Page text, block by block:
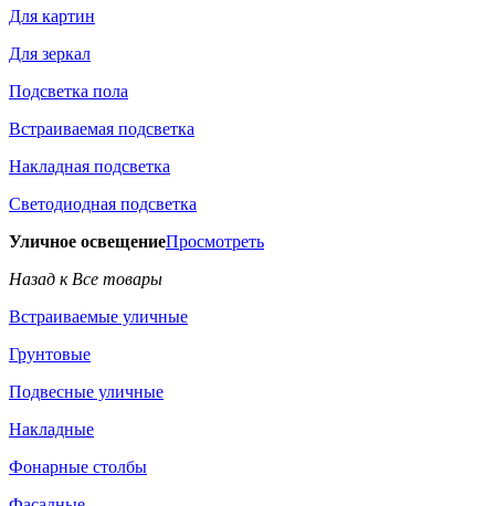
Для картин
Для зеркал
Подсветка пола
Встраиваемая подсветка
Накладная подсветка
Светодиодная подсветка
Уличное освещениеПросмотреть
Назад к Все товары
Встраиваемые уличные
Грунтовые
Подвесные уличные
Накладные
Фонарные столбы